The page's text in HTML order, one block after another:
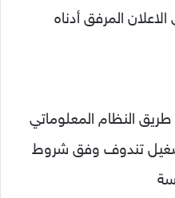
المرفق أدناه
النظام المعلوماتي
تندوف وفق شروط